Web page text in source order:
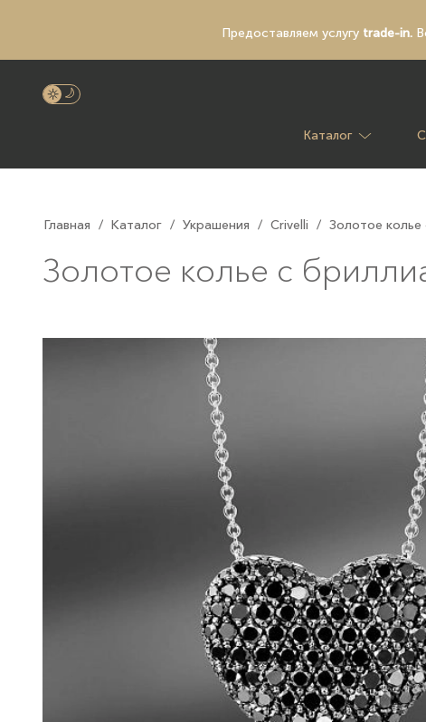
Предоставляем услугу trade-in.
Каталог
Главная / Каталог / Украшения / Crivelli / Золотое колье
Золотое колье с